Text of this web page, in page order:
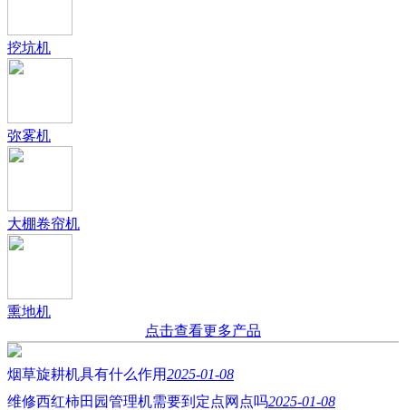
挖坑机
弥雾机
大棚卷帘机
熏地机
点击查看更多产品
烟草旋耕机具有什么作用2025-01-08
维修西红柿田园管理机需要到定点网点吗2025-01-08